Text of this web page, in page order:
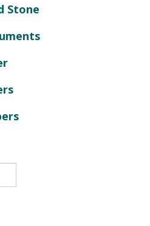
Stone